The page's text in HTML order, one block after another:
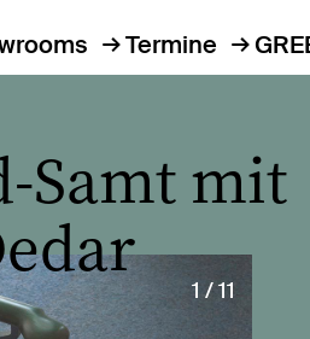
Termine
Samt mit
1 / 11